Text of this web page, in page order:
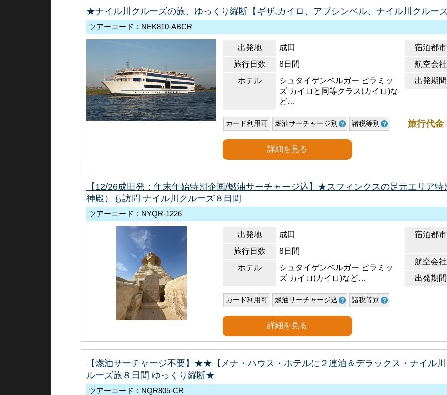
★ナイル川クルーズの旅、ゆっくり縦断【ギザ,カイロ、アブシンベル、ナイル川クルー
ツアーコード：NEK810-ABCR
出発地
成田
旅行日数
8日間
ホテル
シュタイゲンベルガー ピラミッ
ズ カイロと同等クラス(カイロ)な
ど…
宿泊都市
航空会社
出発期間
カード利用可 燃油サーチャージ別 諸税等別 旅行代金
詳細を見る
【12/26成田発：年末年始特別企画/燃油サーチャージ込】★スフィンクスの足元エリア
神殿）も訪問 ナイル川クルーズ８日間
ツアーコード：NYQR-1226
出発地
成田
旅行日数
8日間
ホテル
シュタイゲンベルガー ピラミッ
ズ カイロ(カイロ)など…
宿泊都市
航空会社
出発期間
カード利用可 燃油サーチャージ込 諸税等別
詳細を見る
【燃油サーチャージ不要】★★【メナ・ハウス・ホテルに２連泊＆デラックス・ナイル
ルーズ旅８日間 ゆっくり縦断★
ツアーコード：NQR805-CR